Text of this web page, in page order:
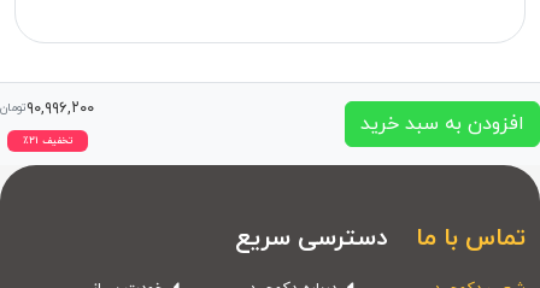
افزودن به سبد خرید
۹۰,۹۹۶,۲۰۰تومان
تخفیف ۲۱٪
تماس با ما دسترسی سریع